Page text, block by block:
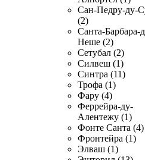
Сан-Педру-ду-
(2)
Санта-Барбара-
Неше (2)
Сетубал (2)
Силвеш (1)
Синтра (11)
Трофа (1)
Фару (4)
Феррейра-ду-
Алентежу (1)
Фонте Санта (4)
Фронтейра (1)
Элваш (1)